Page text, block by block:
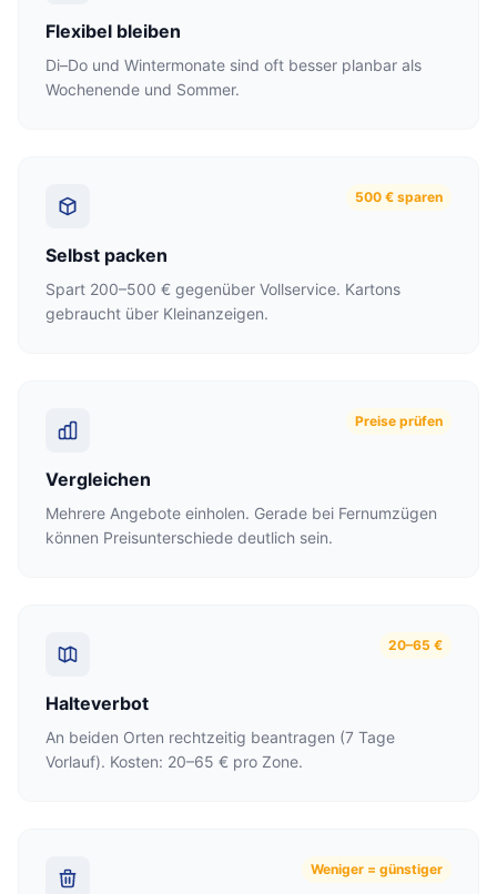
Flexibel bleiben
Di–Do und Wintermonate sind oft besser planbar als
Wochenende und Sommer.
500 € sparen
Selbst packen
Spart 200–500 € gegenüber Vollservice. Kartons
gebraucht über Kleinanzeigen.
Preise prüfen
Vergleichen
Mehrere Angebote einholen. Gerade bei Fernumzügen
können Preisunterschiede deutlich sein.
20–65 €
Halteverbot
An beiden Orten rechtzeitig beantragen (7 Tage
Vorlauf). Kosten: 20–65 € pro Zone.
Weniger = günstiger